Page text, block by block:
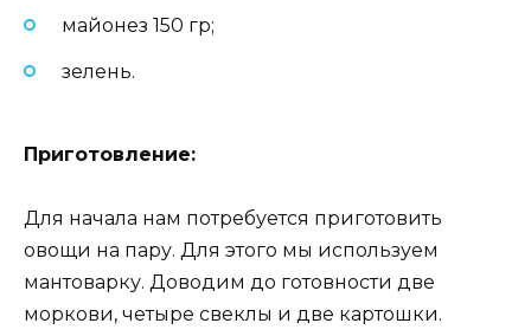
майонез 150 гр;
зелень.
Приготовление:
Для начала нам потребуется приготовить
овощи на пару. Для этого мы используем
мантоварку. Доводим до готовности две
моркови, четыре свеклы и две картошки.